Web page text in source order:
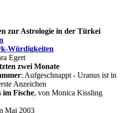
zur Astrologie in der Türkei
Würdigkeiten
Egert
zwei Monate
: Aufgeschnappt - Uranus ist in
Anzeichen
im Fische, von Monica Kissling
Mai 2003